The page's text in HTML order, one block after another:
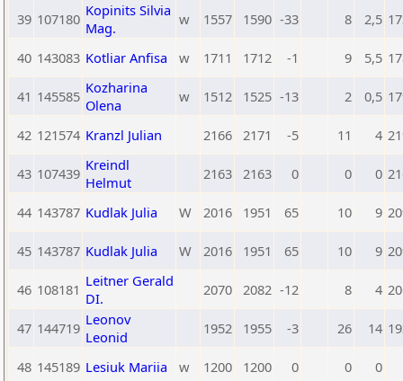
39 107180 Kopinits Silvia
Mag.
w 1557 1590 -33 8 2,5
40 143083 Kotliar Anfisa w 1711 1712 -1 9 5,5
41 145585 Kozharina
Olena
w 1512 1525 -13 2 0,5
42 121574 Kranzl Julian 2166 2171 -5 11 4
43 107439 Kreindl
Helmut
2163 2163 0 0 0
44 143787 Kudlak Julia W 2016 1951 65 10 9
45 143787 Kudlak Julia W 2016 1951 65 10 9
46 108181 Leitner Gerald
DI.
2070 2082 -12 8 4
47 144719 Leonov
Leonid
1952 1955 -3 26 14
48 145189 Lesiuk Mariia w 1200 1200 0 0 0